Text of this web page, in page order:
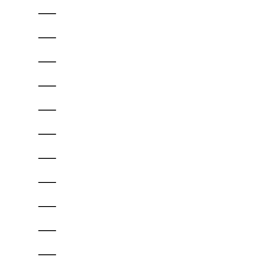
—
—
—
—
—
—
—
—
—
—
—